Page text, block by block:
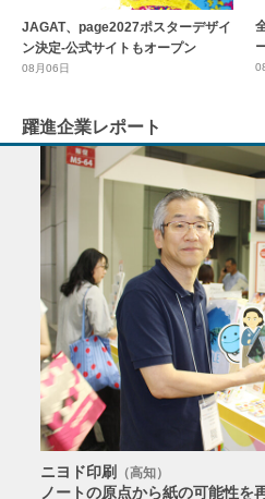
JAGAT、page2027ポスターデザイ
ン決定-公式サイトもオープン
08月06日
躍進企業レポート
ニヨド印刷 （高知）
ノートの原点から紙の可能性を